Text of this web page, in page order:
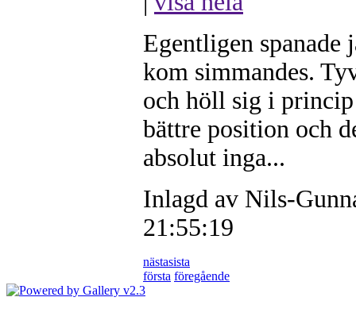
Egentligen spanade
kom simmandes.
och höll sig i
bättre position och
absolut inga...
Inlagd av Nils-
21:55:19
nästasista
första föregående